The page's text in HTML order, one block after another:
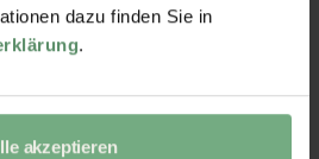
dazu finden Sie in
.
akzeptieren